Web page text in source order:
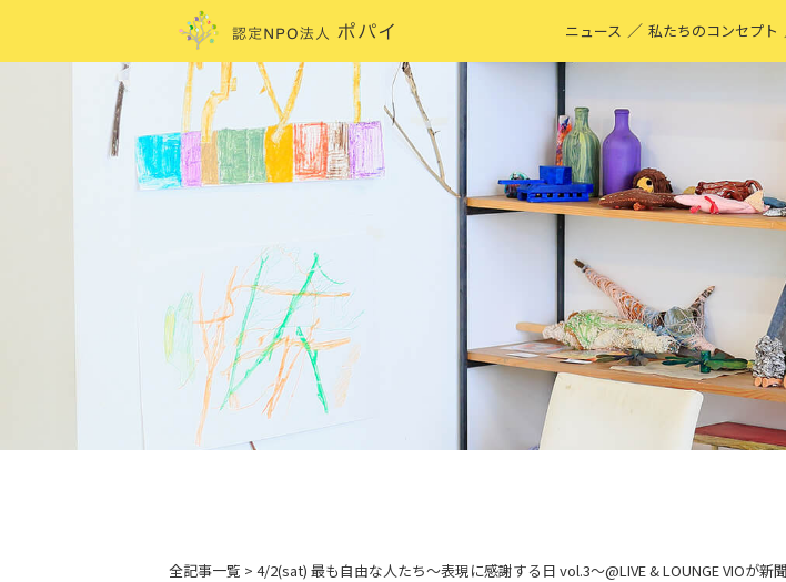
ニュース ／ 私たちのコンセプト
全記事一覧 > 4/2(sat) 最も自由な人たち～表現に感謝する日 vol.3～@LIVE & LOUNGE VIOが新